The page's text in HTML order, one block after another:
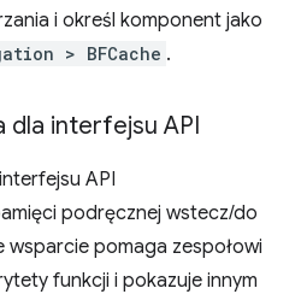
i określ komponent jako
> BFCache .
dla interfejsu API
API
podręcznej wstecz/do
wsparcie pomaga zespołowi
funkcji i pokazuje innym